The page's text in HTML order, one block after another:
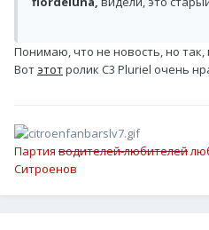
Понимаю, что не новость, но так,
Вот этотролик С3 Pluriel очень
Партия водителей-любителей
Ситроенов